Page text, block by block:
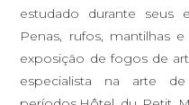
estudado durante seus
Penas, rufos, mantilhas
exposição de fogos de
especialista na arte